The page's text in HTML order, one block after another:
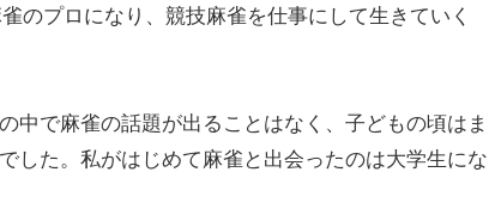
のプロになり、競技麻雀を仕事にして生きていく
中で麻雀の話題が出ることはなく、子どもの頃はま
した。私がはじめて麻雀と出会ったのは大学生にな